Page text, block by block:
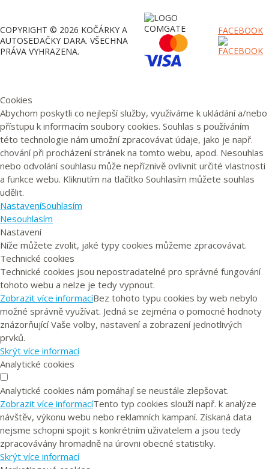
COPYRIGHT © 2026 KOČÁRKY A
AUTOSEDAČKY DARA. VŠECHNA
PRÁVA VYHRAZENA.
FACEBOOK
Cookies
Abychom poskytli co nejlepší služby, využíváme k ukládání a/nebo
přístupu k informacím soubory cookies. Souhlas s používáním
této technologie nám umožní zpracovávat údaje, jako je např.
chování při procházení stránek na tomto webu, apod. Nesouhlas
nebo odvolání souhlasu může nepříznivě ovlivnit určité vlastnosti
a funkce webu. Kliknutím na tlačítko Souhlasím můžete souhlas
udělit.
NastaveníSouhlasím
Nesouhlasím
Nastavení
Níže můžete zvolit, jaké typy cookies můžeme zpracovávat.
Technické cookies
Technické cookies jsou nepostradatelné pro správné fungování
tohoto webu a nelze je tedy vypnout.
Zobrazit více informacíBez tohoto typu cookies by web nebylo
možné správně využívat. Jedná se zejména o pomocné hodnoty
znázorňující Vaše volby, nastavení a zobrazení jednotlivých
prvků.
Skrýt více informací
Analytické cookies
Analytické cookies nám pomáhají se neustále zlepšovat.
Zobrazit více informacíTento typ cookies slouží např. k analýze
návštěv, výkonu webu nebo reklamních kampaní. Získaná data
nejsme schopni spojit s konkrétním uživatelem a jsou tedy
zpracovávány hromadně na úrovni obecné statistiky.
Skrýt více informací